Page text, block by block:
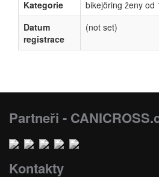
Kategorie
bikejöring ženy od
Datum
registrace
(not set)
Partneři -
Kontakty